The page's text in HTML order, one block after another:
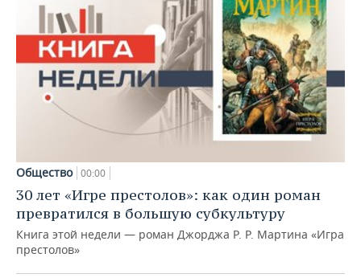
Общество 00:00
30 лет «Игре престолов»: как один роман
превратился в большую субкультуру
Книга этой недели — роман Джорджа Р. Р. Мартина «Игра
престолов»